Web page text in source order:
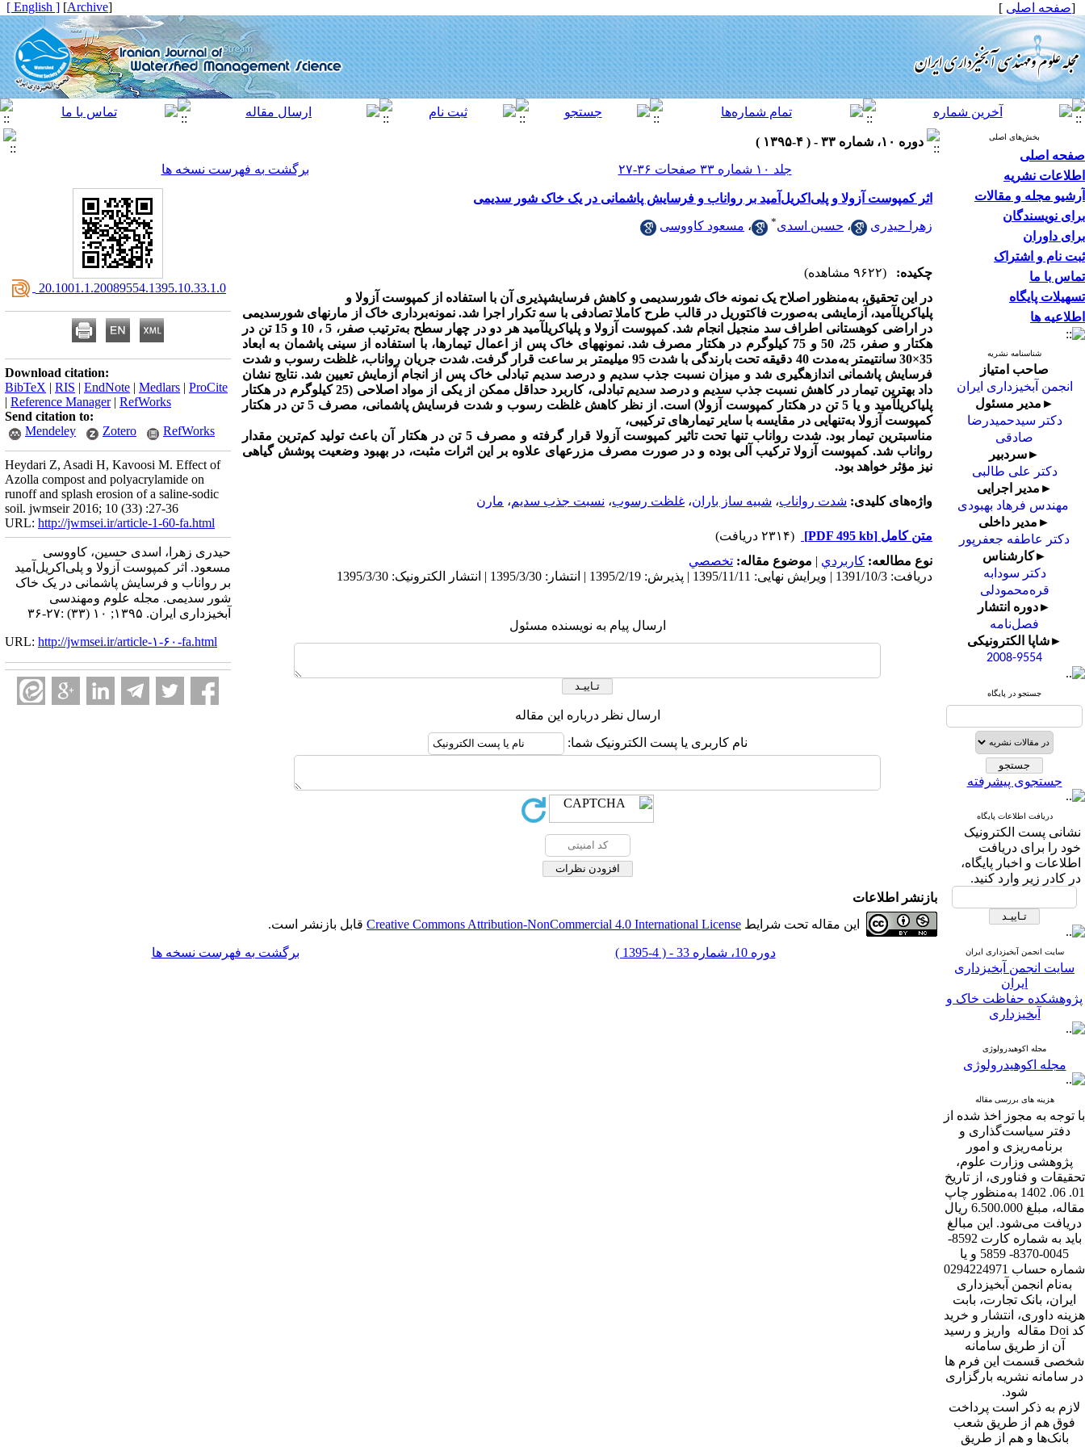
[صفحه اصلی ]
[
Archive
]
[ English ]
بخش‌های اصلی
صفحه اصلی
اطلاعات نشریه
آرشیو مجله و مقالات
برای نویسندگان
برای داوران
ثبت نام و اشتراک
تماس با ما
تسهیلات پایگاه
اطلاعیه ها
شناسنامه نشریه
صاحب امتیاز
انجمن آبخیزداری ایران
►مدیر مسئول
دکتر سیدحمیدرضا
صادقی
►سردبیر
دکتر علی طالبی
►مدیر اجرایی
مهندس فرهاد بهبودی
►مدیر داخلی
دکتر عاطفه جعفرپور
►کارشناس
دکتر سودابه
قره‌محمودلی
►دوره انتشار
فصل‌نامه
►شاپا الکترونیکی
2008-9554
جستجو در پایگاه
جستجوی پیشرفته
دریافت اطلاعات پایگاه
نشانی پست الکترونیک
خود را برای دریافت
اطلاعات و اخبار پایگاه،
در کادر زیر وارد کنید.
سایت انجمن آبخیزداری ایران
سایت انجمن آبخیزداری
ایران
پژوهشکده حفاظت خاک و
آبخیزداری
مجله اکوهیدرولوژی
مجله اکوهیدرولوژی
هزینه های بررسی مقاله
با توجه به مجوز اخذ شده از
دفتر سیاست‌گذاری و
برنامه‌ریزی و امور
پژوهشی وزارت علوم،
تحقیقات و فناوری، از تاریخ
01. 06. 1402 به‌منظور چاپ
مقاله، مبلغ 6.500.000 ریال
دریافت می‌شود. این مبالغ
باید به شماره کارت 8592-
0045-8370- 5859 و یا
شماره حساب 0294224971
به‌نام انجمن آبخیزداری
ایران، بانک تجارت، بابت
هزینه داوری، انتشار و خرید
کد Doi مقاله واریز و رسید
آن از طریق سامانه
شخصی قسمت این فرم ها
در سامانه نشریه بارگزاری
شود.
لازم به ذکر است پرداخت
فوق هم از طریق شعب
بانک‌‌ها و هم از طریق
دوره ۱۰، شماره ۳۳ - ( ۴-۱۳۹۵ )
جلد ۱۰ شماره ۳۳ صفحات ۳۶-۲۷
برگشت به فهرست نسخه ها
اثر کمپوست آزولا و پلی‌اکریل‌آمید بر رواناب و فرسایش پاشمانی در یک خاک شور سدیمی
زهرا حیدری ، حسین اسدی* ، مسعود کاووسی
چکیده:
(۹۶۲۲ مشاهده)
در این تحقیق، به‌منظور اصلاح یک نمونه خاک شورسدیمی و کاهش فرسایش­پذیری آن با استفاده از کمپوست آزولا و
پلی­اکریل­آمید، آزمایشی به‌صورت فاکتوریل در قالب طرح کاملا تصادفی با سه تکرار اجرا شد. نمونه‌برداری خاک از مارن­های شورسدیمی
در اراضی کوهستانی
اطراف سد منجیل انجام شد. کمپوست آزولا و پلی­اکریل­آمید هر دو در چهار سطح به‌ترتیب صفر، 5 ، 10 و 15 تن در
هکتار و صفر، 25، 50 و 75 کیلوگرم در هکتار مصرف شد. نمونه­های خاک پس از اعمال تیمارها، با استفاده از سینی پاشمان به ابعاد
35×30 سانتی­متر به‌مدت 40 دقیقه تحت بارندگی با شدت 95 میلی
متر بر ساعت قرار گرفت. شدت جریان رواناب، غلظت رسوب و شدت
فرسایش پاشمانی اندازه­گیری شد و میزان نسبت جذب سدیم و درصد سدیم تبادلی خاک پس از انجام آزمایش تعیین شد. نتایج نشان
دادبهترین تیمار در کاهش نسبت جذب سدیم ودرصد سدیم تبادلی
، کاربرد حداقل ممکن از یکی از مواد اصلاحی (25 کیلوگرم در هکتار
پلی­اکریل
آمید و یا 5 تن در هکتار کمپوست آزولا) است. از نظر کاهش غلظت رسوب و شدت فرسایش پاشمانی، مصرف 5 تن در هکتار
کمپوست آزولا به‌تنهایی در مقایسه با سایر تیمار های ترکیبی،
مناسب­ترین تیمار بود. شدت رواناب تنها تحت تاثیر کمپوست آزولا قرار گرفته و مصرف 5 تن در هکتار آن باعث تولید کم‌ترین مقدار
رواناب شد. کمپوست آزولا ترکیب آلی بوده و در صورت مصرف مزرعه­ای علاوه بر این اثرات مثبت، در بهبود وضعیت پوشش گیاهی
نیز مؤثر خواهد بود.
واژه‌های کلیدی: شدت رواناب، شبیه ساز باران، غلظت رسوب، نسبت جذب سدیم، مارن
متن کامل [PDF 495 kb]
(۲۳۱۴ دریافت)
نوع مطالعه: كاربردي | موضوع مقاله: تخصصي
دریافت: 1391/10/3 | ویرایش نهایی: 1395/11/11 | پذیرش: 1395/2/19 | انتشار: 1395/3/30 | انتشار الکترونیک: 1395/3/30
ارسال پیام به نویسنده مسئول
ارسال نظر درباره این مقاله
نام کاربری یا پست الکترونیک شما:
‎ 20.1001.1.20089554.1395.10.33.1.0
Download citation:
BibTeX | RIS | EndNote | Medlars | ProCite
| Reference Manager| RefWorks
Send citation to:
Mendeley
Zotero RefWorks
Heydari Z, Asadi H, Kavoosi M. Effect of
Azolla compost and polyacrylamide on
runoff and splash erosion of a saline-sodic
soil. jwmseir 2016; 10 (33) :27-36
URL: http://jwmsei.ir/article-1-60-fa.html
حیدری زهرا، اسدی حسین، کاووسی
مسعود. اثر کمپوست آزولا و پلی‌اکریل‌آمید
بر رواناب و فرسایش پاشمانی در یک خاک
شور سدیمی. مجله علوم ومهندسی
آبخیزداری ایران. ۱۳۹۵; ۱۰ (۳۳) :۲۷-۳۶
URL: http://jwmsei.ir/article-۱-۶۰-fa.html
بازنشر اطلاعات
این مقاله تحت شرایط Creative Commons Attribution-NonCommercial 4.0 International License قابل بازنشر است.
دوره 10، شماره 33 - ( 4-1395 ) برگشت به فهرست نسخه ها